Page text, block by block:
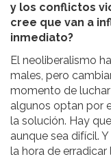
y los conflictos
cree que van a
inmediato?
El neoliberalismo
males, pero
momento de
algunos optan por
la solución. Hay
aunque sea difícil.
la hora de